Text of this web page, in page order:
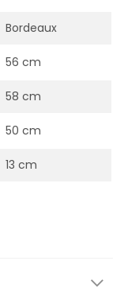
Bordeaux
56 cm
58 cm
50 cm
13 cm